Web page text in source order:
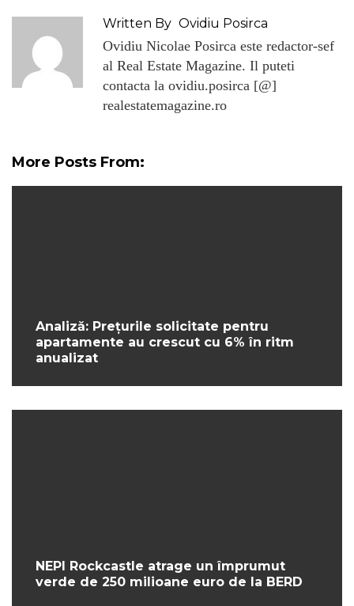
Written By Ovidiu Posirca
Ovidiu Nicolae Posirca este redactor-sef
al Real Estate Magazine. Il puteti
contacta la ovidiu.posirca [@]
realestatemagazine.ro
More Posts From:
Analiză: Prețurile solicitate pentru
apartamente au crescut cu 6% în ritm
anualizat
NEPI Rockcastle atrage un împrumut
verde de 250 milioane euro de la BERD